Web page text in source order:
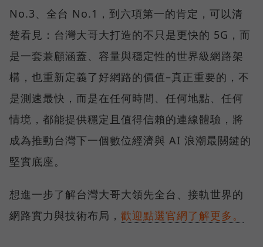
No.3、全台 No.1，到六項第一的肯定，可以清
楚看見：台灣大哥大打造的不只是更快的 5G，而
是一套兼顧涵蓋、容量與穩定性的世界級網路架
構，也重新定義了好網路的價值–真正重要的，不
是測速最快，而是在任何時間、任何地點、任何
情境，都能提供穩定且值得信賴的連線體驗，將
成為推動台灣下一個數位經濟與 AI 浪潮最關鍵的
堅實底座。
想進一步了解台灣大哥大領先全台、接軌世界的
網路實力與技術布局， 歡迎點選官網了解更多。